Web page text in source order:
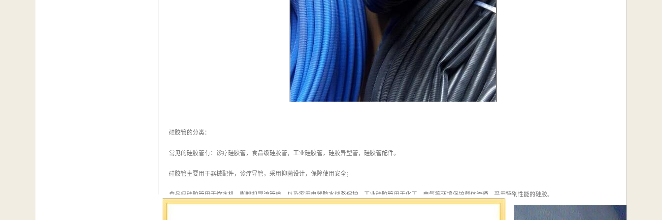
硅胶管的分类：
常见的硅胶管有：诊疗硅胶管，食品级硅胶管，工业硅胶管，硅胶异型管，硅胶管配件。
硅胶管主要用于器械配件，诊疗导管，采用抑菌设计，保障使用安全；
食品级硅胶管用于饮水机、咖啡机导流管道，以及家用电器防水线路保护。工业硅胶管用于化工，电气等环境保护载体流通，采用特别性能的硅胶。